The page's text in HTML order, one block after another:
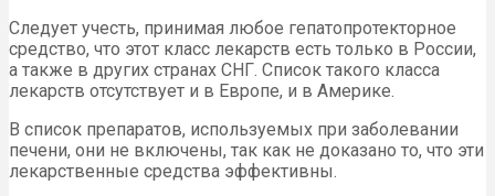
Следует учесть, принимая любое гепатопротекторное
средство, что этот класс лекарств есть только в России,
а также в других странах СНГ. Список такого класса
лекарств отсутствует и в Европе, и в Америке.
В список препаратов, используемых при заболевании
печени, они не включены, так как не доказано то, что эти
лекарственные средства эффективны.